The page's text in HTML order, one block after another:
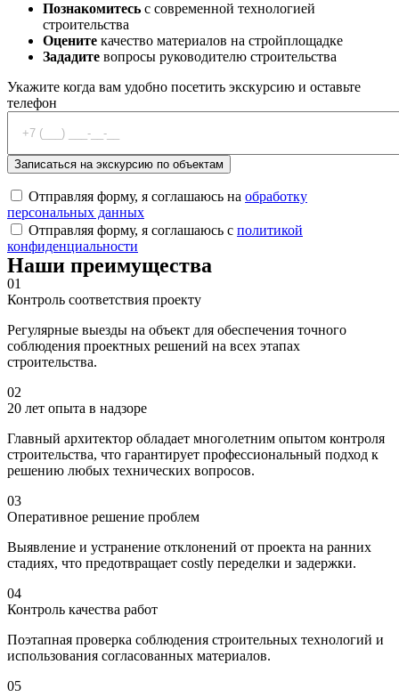
Познакомитесь с современной технологией
строительства
Оцените качество материалов на стройплощадке
Зададите вопросы руководителю строительства
Укажите когда вам удобно посетить экскурсию и оставьте
телефон
Отправляя форму, я соглашаюсь на обработку
персональных данных
Отправляя форму, я соглашаюсь с политикой
конфиденциальности
Наши преимущества
01
Контроль соответствия проекту
Регулярные выезды на объект для обеспечения точного
соблюдения проектных решений на всех этапах
строительства.
02
20 лет опыта в надзоре
Главный архитектор обладает многолетним опытом контроля
строительства, что гарантирует профессиональный подход к
решению любых технических вопросов.
03
Оперативное решение проблем
Выявление и устранение отклонений от проекта на ранних
стадиях, что предотвращает costly переделки и задержки.
04
Контроль качества работ
Поэтапная проверка соблюдения строительных технологий и
использования согласованных материалов.
05